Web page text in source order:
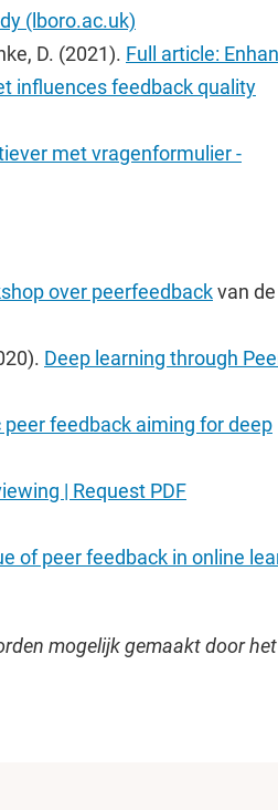
(lboro.ac.uk)
D. (2021). Full article:
influences feedback quality
met vragenformulier -
over peerfeedbackvan de
Deep learning through
feedback aiming for deep
| Request PDF
of peer feedback in online
mogelijk gemaakt door het